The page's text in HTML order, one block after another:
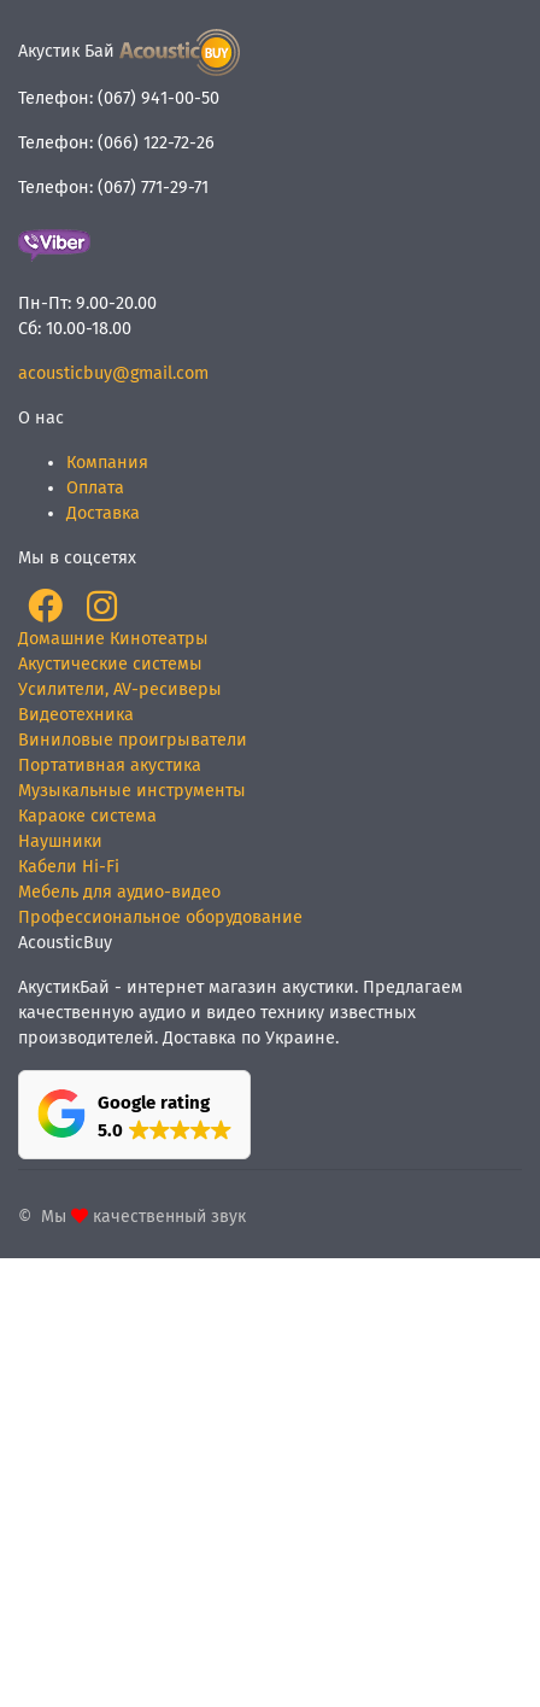
Акустик Бай
Телефон: (067) 941-00-50
Телефон: (066) 122-72-26
Телефон: (067) 771-29-71
Пн-Пт: 9.00-20.00
Сб: 10.00-18.00
acousticbuy@gmail.com
О нас
Компания
Оплата
Доставка
Мы в соцсетях
Домашние Кинотеатры
Акустические системы
Усилители, AV-ресиверы
Видеотехника
Виниловые проигрыватели
Портативная акустика
Музыкальные инструменты
Караоке система
Наушники
Кабели Hi-Fi
Мебель для аудио-видео
Профессиональное оборудование
AcousticBuy
АкустикБай - интернет магазин акустики. Предлагаем
качественную аудио и видео технику известных
производителей. Доставка по Украине.
Google rating
5.0
© Мы качественный звук